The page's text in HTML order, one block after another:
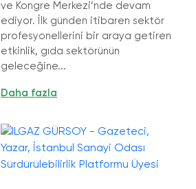
ve Kongre Merkezi’nde devam
ediyor. İlk günden itibaren sektör
profesyonellerini bir araya getiren
etkinlik, gıda sektörünün
geleceğine...
Daha fazla